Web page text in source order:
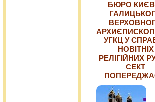
БЮРО
УГКЦ У
НОВІТНІХ
РЕЛІГІЙНИХ
СЕКТ